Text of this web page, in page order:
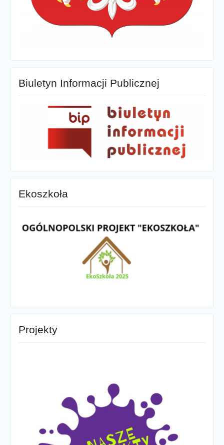
Biuletyn Informacji Publicznej
Ekoszkoła
Projekty